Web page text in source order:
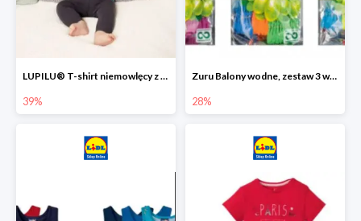
LUPILU® T-shirt niemowlęcy z biobawełny -39%
39%
Zuru Balony wodne, zestaw 3 wiązek -28%
28%